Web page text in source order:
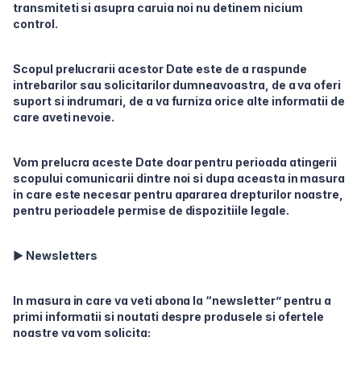
transmiteti si asupra caruia noi nu detinem nicium
control.
Scopul prelucrarii acestor Date este de a raspunde
intrebarilor sau solicitarilor dumneavoastra, de a va oferi
suport si indrumari, de a va furniza orice alte informatii de
care aveti nevoie.
Vom prelucra aceste Date doar pentru perioada atingerii
scopului comunicarii dintre noi si dupa aceasta in masura
in care este necesar pentru apararea drepturilor noastre,
pentru perioadele permise de dispozitiile legale.
► Newsletters
In masura in care va veti abona la “newsletter” pentru a
primi informatii si noutati despre produsele si ofertele
noastre va vom solicita: